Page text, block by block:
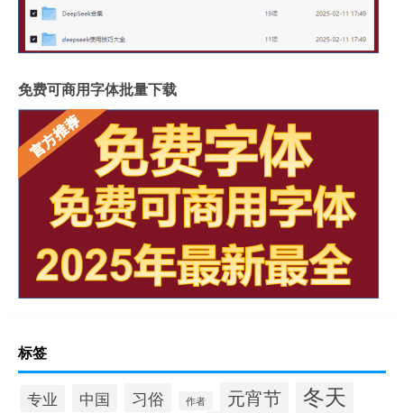
免费可商用字体批量下载
标签
专业 中国 习俗 作者 元宵节 冬天